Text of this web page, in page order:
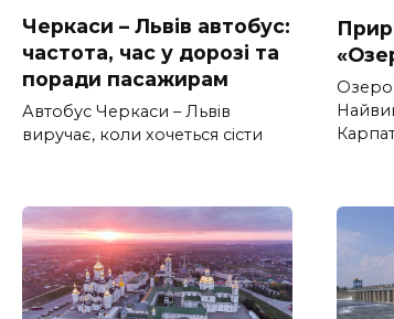
Черкаси – Львів автобус:
частота, час у дорозі та
поради пасажирам
Автобус Черкаси – Львів
виручає, коли хочеться сісти
Озеро